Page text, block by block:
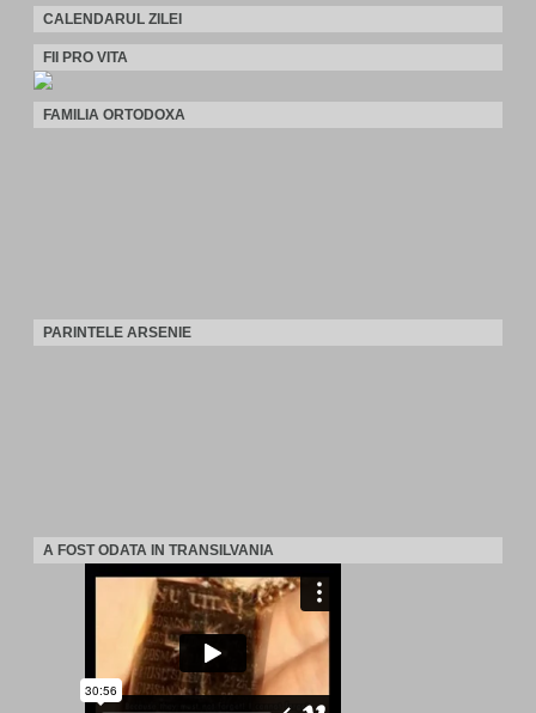
CALENDARUL ZILEI
FII PRO VITA
FAMILIA ORTODOXA
PARINTELE ARSENIE
A FOST ODATA IN TRANSILVANIA